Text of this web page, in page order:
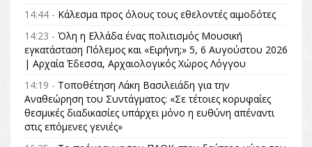
14:44 - Κάλεσμα προς όλους τους εθελοντές αιμοδότες
14:23 - Όλη η Ελλάδα ένας πολιτισμός Μουσική
εγκατάσταση Πόλεμος και «Ειρήνη;» 5, 6 Αυγούστου 2026
| Αρχαία Έδεσσα, Αρχαιολογικός Χώρος Λόγγου
14:19 - Τοποθέτηση Λάκη Βασιλειάδη για την
Αναθεώρηση του Συντάγματος: «Σε τέτοιες κορυφαίες
θεσμικές διαδικασίες υπάρχει μόνο η ευθύνη απέναντι
στις επόμενες γενιές»